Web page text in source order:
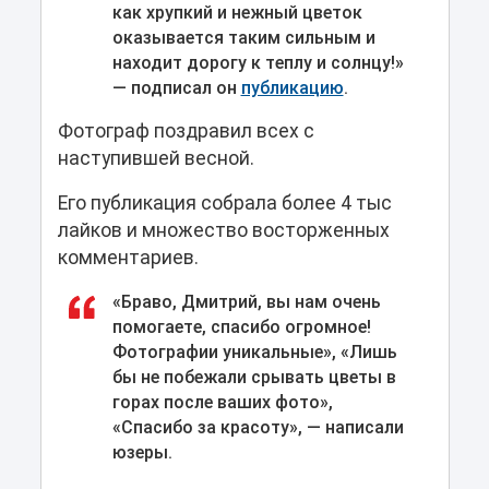
как хрупкий и нежный цветок
оказывается таким сильным и
находит дорогу к теплу и солнцу!»
— подписал он публикацию.
Фотограф поздравил всех с
наступившей весной.
Его публикация собрала более 4 тыс
лайков и множество восторженных
комментариев.
«Браво, Дмитрий, вы нам очень
помогаете, спасибо огромное!
Фотографии уникальные», «Лишь
бы не побежали срывать цветы в
горах после ваших фото»,
«Спасибо за красоту», — написали
юзеры.